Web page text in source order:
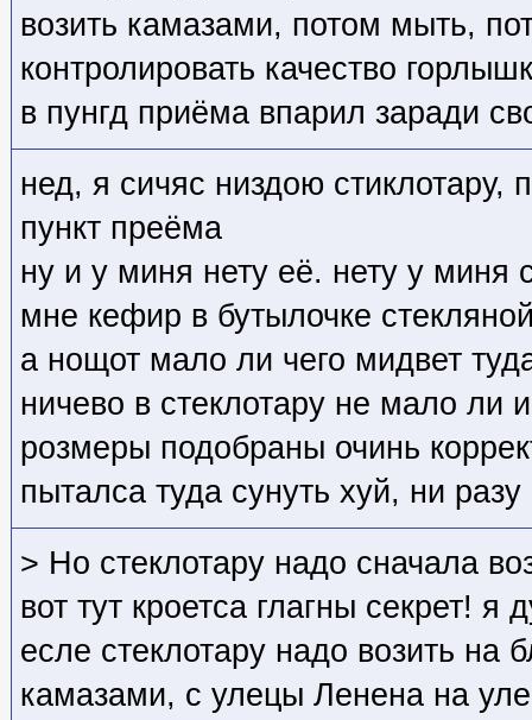
возить камазами, потом мыть,
контролировать качество
в пунгд приёма впарил заради
нед, я сичяс низдою стиклотару,
пункт преёма
ну и у миня нету её. нету у миня
мне кефир в бутылочке
а нощот мало ли чего мидвет
ничево в стеклотару не мало ли
розмеры подобраны очинь
пыталса туда сунуть хуй, ни
> Но стеклотару надо сначала
вот тут кроетса глагны секрет! я
есле стеклотару надо возить на
камазами, с улецы Ленена на